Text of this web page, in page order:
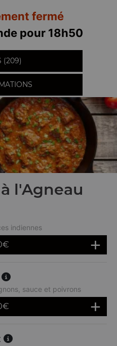
fermé
pour 18h50
(209)
l'Agneau
indiennes
€
sauce et poivrons
€